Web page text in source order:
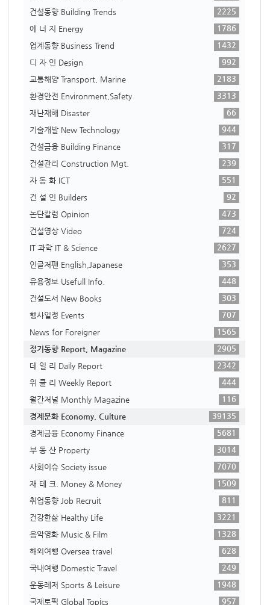
건설동향 Building Trends
2225
에 너 지 Energy
1786
업계동향 Business Trend
1432
디 자 인 Design
992
교통해양 Transport, Marine
2183
환경안전 Environment,Safety
3313
재난재해 Disaster
66
기술개발 New Technology
944
건설금융 Building Finance
317
건설관리 Construction Mgt.
239
자 동 화 ICT
551
건 설 인 Builders
92
논단칼럼 Opinion
473
건설영상 Video
724
IT 과학 IT & Science
2627
인글저팬 English,Japanese
353
유용정보 Usefull Info.
448
건설도서 New Books
303
행사일정 Events
707
News for Foreigner
1565
정기동향 Report, Magazine
2905
데 일 리 Daily Report
2342
위 클 리 Weekly Report
444
월간저널 Monthly Magazine
116
경제문화 Economy, Culture
39135
경제금융 Economy Finance
5681
부 동 산 Property
3014
사회이슈 Society issue
7070
재 테 크. Money & Money
1509
취업동향 Job Recruit
811
건강한삶 Healthy Life
3221
음악영화 Music & Film
1328
해외여행 Oversea travel
628
국내여행 Domestic Travel
249
운동레저 Sports & Leisure
1948
국제토픽 Global Topics
957